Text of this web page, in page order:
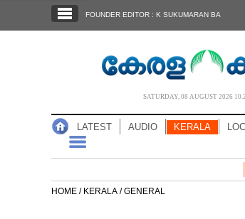
NOTIFIED NEWS
FOUNDER EDITOR : K SUKUMARAN BA
SATURDAY, 08 AUGUST 2026
LATEST AUDIO KERALA
HOME / KERALA /GENERAL